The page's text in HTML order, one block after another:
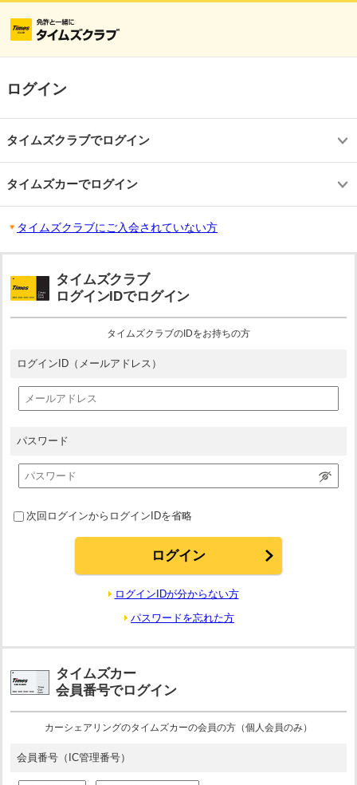
ログイン
タイムズクラブでログイン
タイムズカーでログイン
タイムズクラブにご入会されていない方
タイムズクラブ
ログインIDでログイン
タイムズクラブのIDをお持ちの方
ログインID （メールアドレス）
パスワード
次回ログインからログインIDを省略
ログインIDが分からない方
パスワードを忘れた方
タイムズカー
会員番号でログイン
カーシェアリングのタイムズカーの会員の方（個人会員のみ）
会員番号 （IC管理番号）